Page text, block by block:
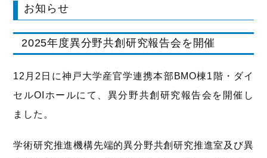
お知らせ
2025年度異分野共創研究報告会を開催
12月2日に神戸大学産官学連携本部BMO棟1階・ダイ
セルOIホールにて、異分野共創研究報告会を開催し
ました。
学術研究推進機構先端的異分野共創研究推進室及び異